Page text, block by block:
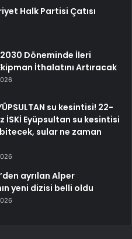
Halk Partisi Çatısı
Döneminde İleri
İthalatını Artıracak
su kesintisi! 22-
İSKİ Eyüpsultan su kesintisi
sular ne zaman
ayrılan Alper
yeni dizisi belli oldu